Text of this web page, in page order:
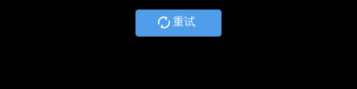
重试